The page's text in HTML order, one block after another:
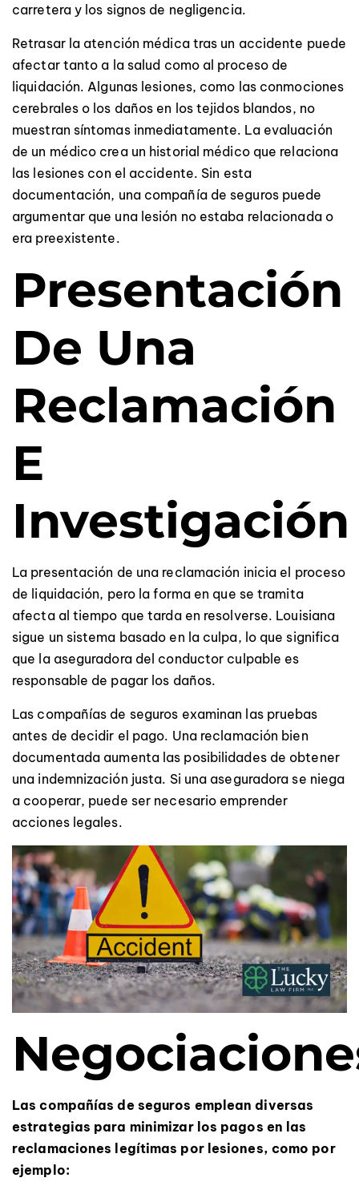
carretera y los signos de negligencia.
Retrasar la atención médica tras un accidente puede
afectar tanto a la salud como al proceso de
liquidación. Algunas lesiones, como las conmociones
cerebrales o los daños en los tejidos blandos, no
muestran síntomas inmediatamente. La evaluación
de un médico crea un historial médico que relaciona
las lesiones con el accidente. Sin esta
documentación, una compañía de seguros puede
argumentar que una lesión no estaba relacionada o
era preexistente.
Presentación
De Una
Reclamación
E
Investigación
La presentación de una reclamación inicia el proceso
de liquidación, pero la forma en que se tramita
afecta al tiempo que tarda en resolverse. Louisiana
sigue un sistema basado en la culpa, lo que significa
que la aseguradora del conductor culpable es
responsable de pagar los daños.
Las compañías de seguros examinan las pruebas
antes de decidir el pago. Una reclamación bien
documentada aumenta las posibilidades de obtener
una indemnización justa. Si una aseguradora se niega
a cooperar, puede ser necesario emprender
acciones legales.
Las compañías de seguros emplean diversas
estrategias para minimizar los pagos en las
reclamaciones legítimas por lesiones, como por
ejemplo: